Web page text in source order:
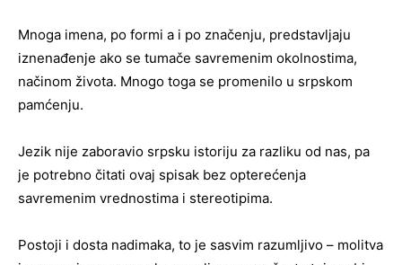
Mnoga imena, po formi a i po značenju, predstavljaju
iznenađenje ako se tumače savremenim okolnostima,
načinom života. Mnogo toga se promenilo u srpskom
pamćenju.
Jezik nije zaboravio srpsku istoriju za razliku od nas, pa
je potrebno čitati ovaj spisak bez opterećenja
savremenim vrednostima i stereotipima.
Postoji i dosta nadimaka, to je sasvim razumljivo – molitva